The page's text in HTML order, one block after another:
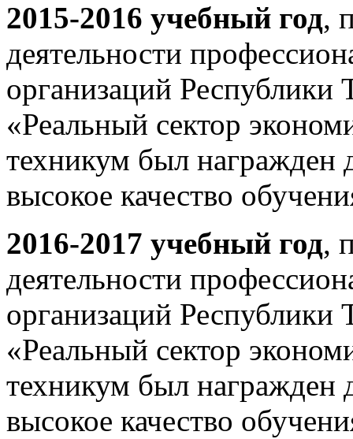
2015-2016 учебный год,
деятельности
организаций Республики
«Реальный сектор
техникум был награжден
высокое качество
2016-2017 учебный год,
деятельности
организаций Республики
«Реальный сектор
техникум был награжден
высокое качество